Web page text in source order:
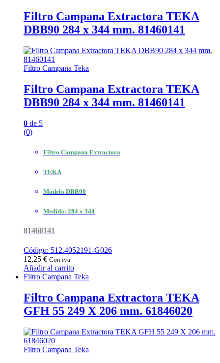
Filtro Campana Extractora TEKA
DBB90 284 x 344 mm. 81460141
Filtro Campana Teka
Filtro Campana Extractora TEKA
DBB90 284 x 344 mm. 81460141
0 de 5
(0)
Filtro Campana Extractora
TEKA
Modelo DBB90
Medida: 284 x 344
81460141
Código: 512.4052191-G026
12,25 € Con iva
Añadir al carrito
Filtro Campana Teka
Filtro Campana Extractora TEKA
GFH 55 249 X 206 mm. 61846020
Filtro Campana Teka